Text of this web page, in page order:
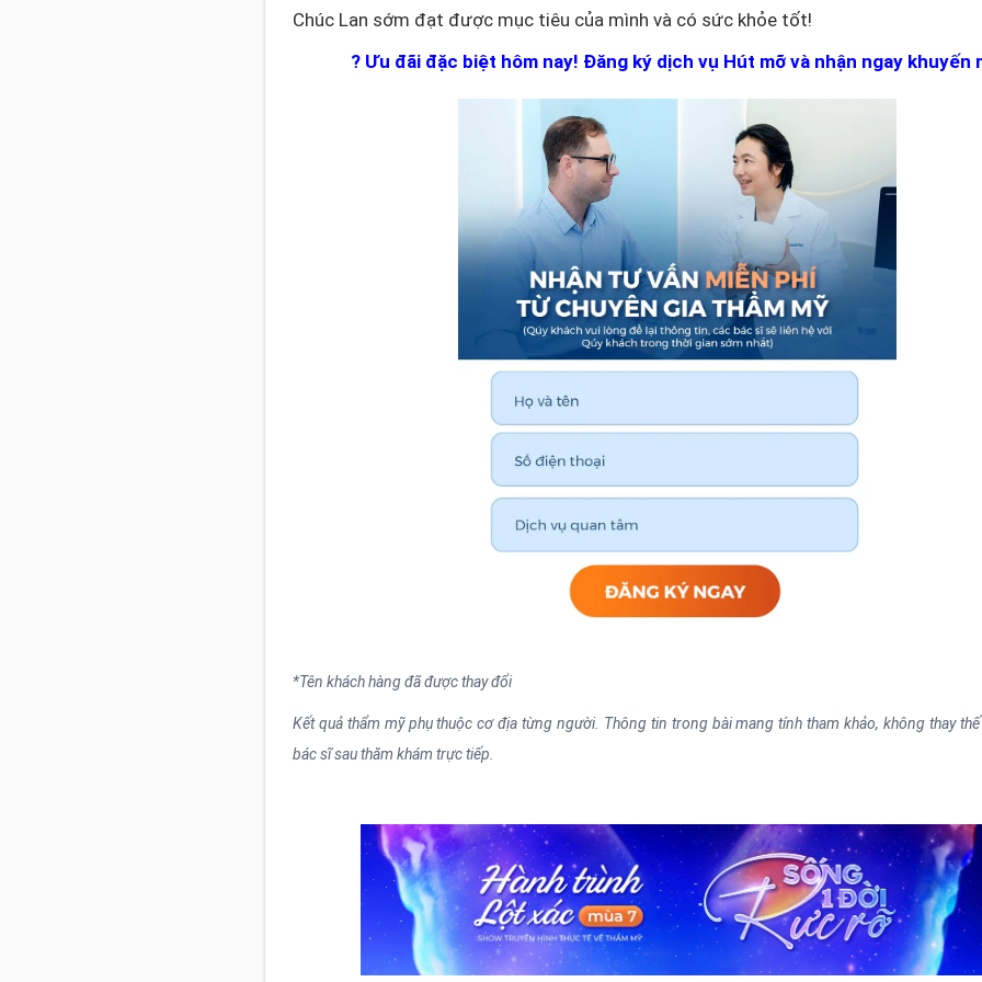
Chúc Lan sớm đạt được mục tiêu của mình và có sức khỏe tốt!
? Ưu đãi đặc biệt hôm nay! Đăng ký dịch vụ Hút mỡ và nhận ngay khuyến
*Tên khách hàng đã được thay đổi
Kết quả thẩm mỹ phụ thuộc cơ địa từng người. Thông tin trong bài mang tính tham khảo, không thay
bác sĩ sau thăm khám trực tiếp.